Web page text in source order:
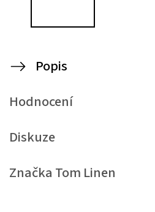
Popis
Hodnocení
Diskuze
Značka Tom Linen